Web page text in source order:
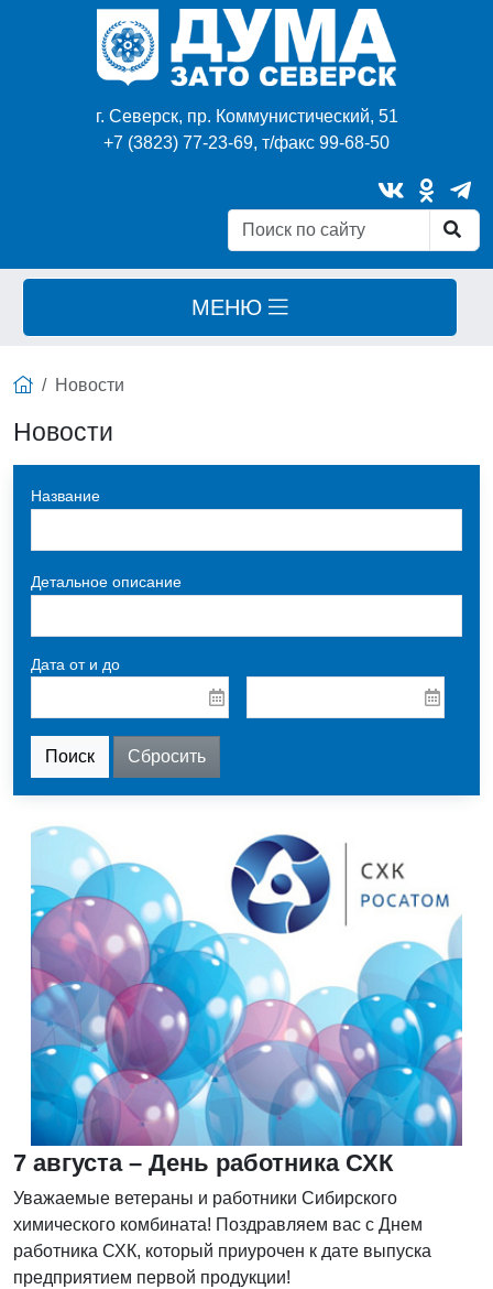
г. Северск, пр. Коммунистический, 51
+7 (3823) 77-23-69, т/факс 99-68-50
МЕНЮ
Новости
Новости
Название
Детальное описание
Дата от и до
7 августа – День работника СХК
Уважаемые ветераны и работники Сибирского
химического комбината! Поздравляем вас с Днем
работника СХК, который приурочен к дате выпуска
предприятием первой продукции!